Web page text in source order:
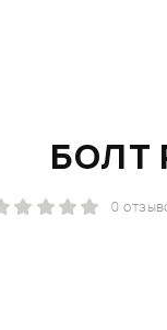
БОЛТ
0